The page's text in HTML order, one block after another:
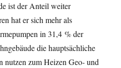
ist der Anteil weiter
hat er sich mehr als
in 31,4 % der
die hauptsächliche
nutzen zum Heizen Geo- und